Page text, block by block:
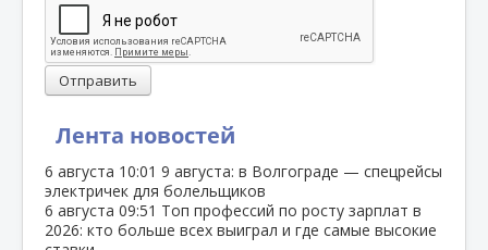
Лента новостей
6 августа 10:01 9 августа: в Волгограде — спецрейсы
электричек для болельщиков
6 августа 09:51 Топ профессий по росту зарплат в
2026: кто больше всех выиграл и где самые высокие
Отправить